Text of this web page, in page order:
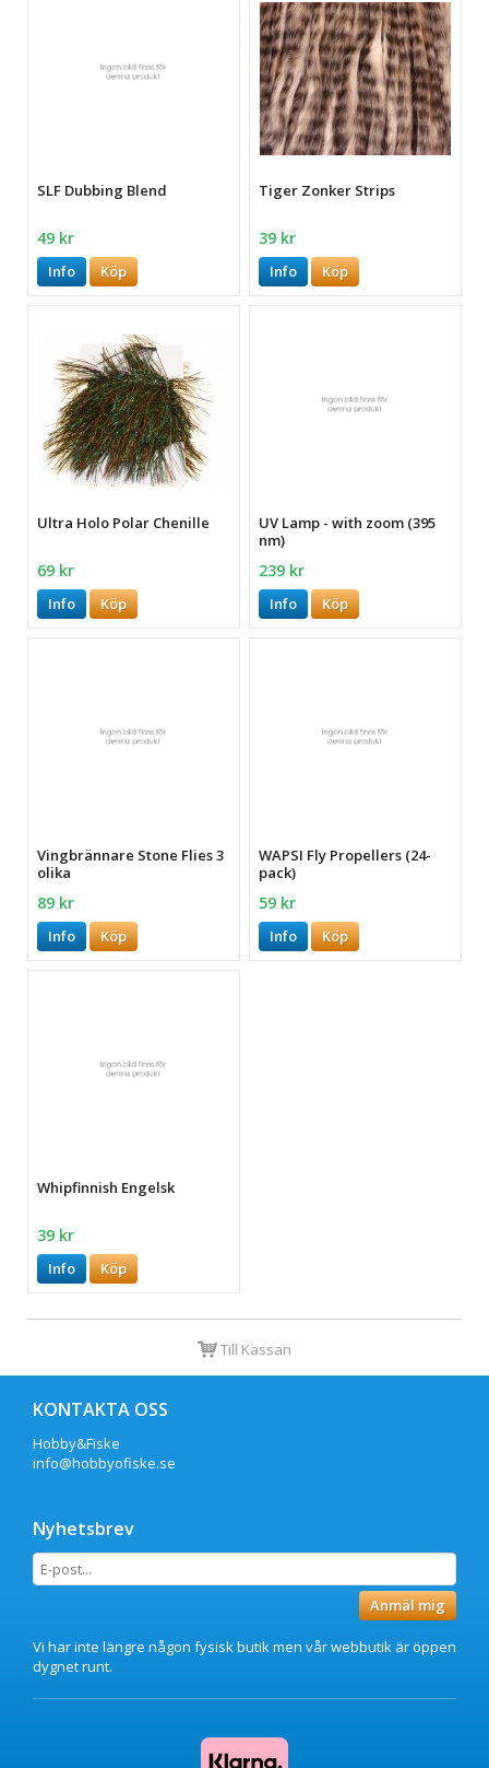
SLF Dubbing Blend
49 kr
Info Köp
Tiger Zonker Strips
39 kr
Info Köp
Ultra Holo Polar Chenille
69 kr
Info Köp
UV Lamp - with zoom (395
nm)
239 kr
Info Köp
Vingbrännare Stone Flies 3
olika
89 kr
Info Köp
WAPSI Fly Propellers (24-
pack)
59 kr
Info Köp
Whipfinnish Engelsk
39 kr
Info Köp
Till Kassan
KONTAKTA OSS
Hobby&Fiske
info@hobbyofiske.se
Nyhetsbrev
Anmäl mig
Vi har inte längre någon fysisk butik men vår webbutik är öppen
dygnet runt.